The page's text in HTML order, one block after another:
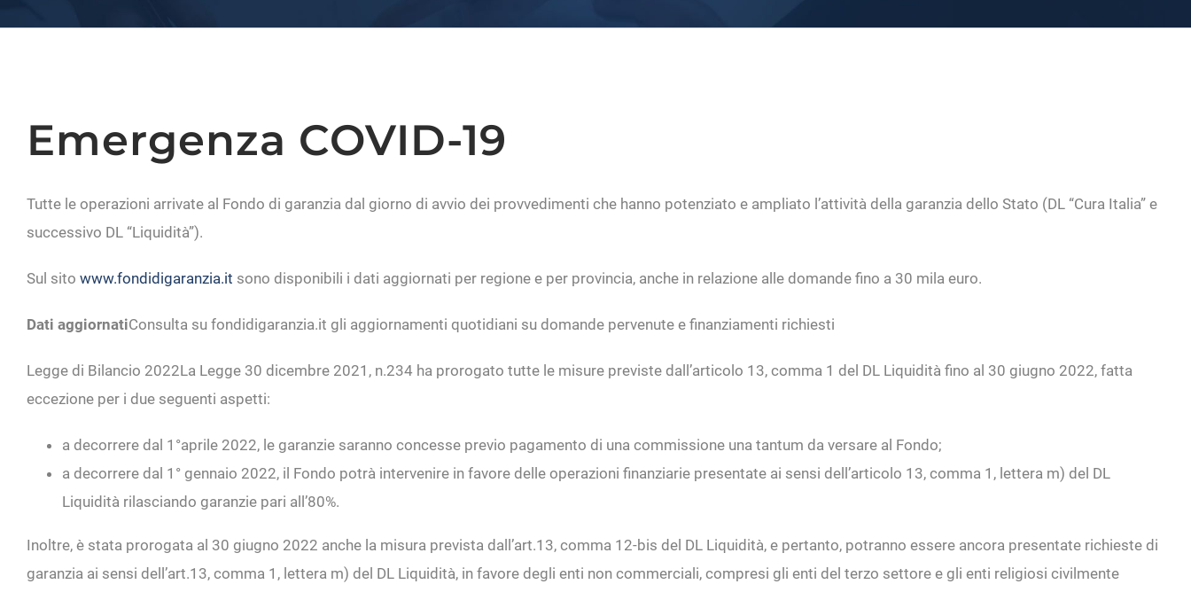
Emergenza COVID-19
Tutte le operazioni arrivate al Fondo di garanzia dal giorno di avvio dei provvedimenti che hanno potenziato e ampliato l’attività della garanzia dello Stato (DL “Cura Italia” e
successivo DL “Liquidità”).
Sul sito www.fondidigaranzia.it sono disponibili i dati aggiornati per regione e per provincia, anche in relazione alle domande fino a 30 mila euro.
Dati aggiornatiConsulta su fondidigaranzia.it gli aggiornamenti quotidiani su domande pervenute e finanziamenti richiesti
Legge di Bilancio 2022La Legge 30 dicembre 2021, n.234 ha prorogato tutte le misure previste dall’articolo 13, comma 1 del DL Liquidità fino al 30 giugno 2022, fatta
eccezione per i due seguenti aspetti:
a decorrere dal 1°aprile 2022, le garanzie saranno concesse previo pagamento di una commissione una tantum da versare al Fondo;
a decorrere dal 1° gennaio 2022, il Fondo potrà intervenire in favore delle operazioni finanziarie presentate ai sensi dell’articolo 13, comma 1, lettera m) del DL
Liquidità rilasciando garanzie pari all’80%.
Inoltre, è stata prorogata al 30 giugno 2022 anche la misura prevista dall’art.13, comma 12-bis del DL Liquidità, e pertanto, potranno essere ancora presentate richieste di
garanzia ai sensi dell’art.13, comma 1, lettera m) del DL Liquidità, in favore degli enti non commerciali, compresi gli enti del terzo settore e gli enti religiosi civilmente